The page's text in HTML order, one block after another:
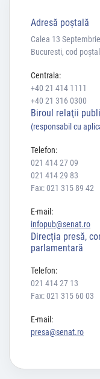
Adresă poştală
Calea 13
Bucuresti, cod
Centrala:
+40 21 414 1111
+40 21 316 0300
Biroul relaţii
(responsabil cu
Telefon:
021 414 27 09
021 414 29 83
Fax: 021 315 89 42
E-mail:
infopub@senat.ro
Direcția presă,
parlamentară
Telefon:
021 414 27 13
Fax: 021 315 60 03
E-mail:
presa@senat.ro